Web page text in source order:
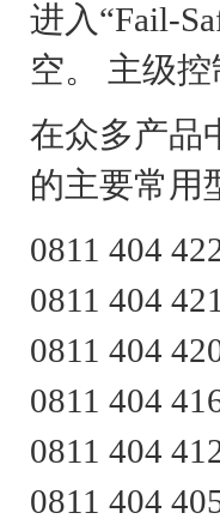
进入“Fail-
空。 主级
在众多产品
的主要常用
0811 404
0811 404
0811 404
0811 404
0811 404
0811 404